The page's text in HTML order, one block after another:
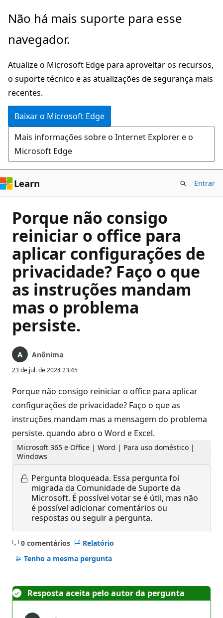
Pular
o
principal
Não há mais suporte para esse
navegador.
Atualize o Microsoft Edge para aproveitar os recursos,
o suporte técnico e as atualizações de segurança mais
recentes.
Baixar o Microsoft Edge
Mais informações sobre o Internet Explorer e o
Microsoft Edge
Learn Entrar
Porque não consigo
reiniciar o office para
aplicar configurações de
privacidade? Faço o que
as instruções mandam
mas o problema
persiste.
Anônima
23 de jul. de 2024 23:45
Porque não consigo reiniciar o office para aplicar
configurações de privacidade? Faço o que as
instruções mandam mas a mensagem do problema
persiste. quando abro o Word e Excel.
Microsoft 365 e Office | Word | Para uso doméstico |
Windows
Pergunta bloqueada. Essa pergunta foi
migrada da Comunidade de Suporte da
Microsoft. É possível votar se é útil, mas não
é possível adicionar comentários ou
respostas ou seguir a pergunta.
0 comentários
Sem
comentários
Relatório
Tenho a mesma pergunta
Resposta aceita pelo autor da pergunta